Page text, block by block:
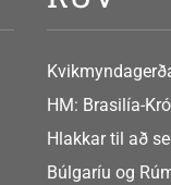
GusGus
HM: Brasilía-
Hlakkar til að
Europe
Búlgaríu og